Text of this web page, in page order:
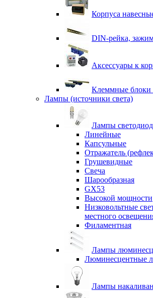
Корпуса
DIN-рейка,
Аксессуары к
Клеммные
Лампы (источники света)
Лампы
Линейные
Капсульные
Отражатель
Грушевидные
Свеча
Шарообразная
GX53
Высокой мощности
Низковольтные
местного
Филаментная
Лампы
Люминесцентные
Лампы